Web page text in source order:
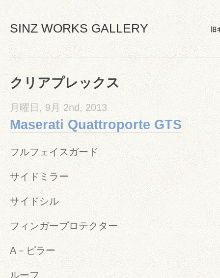
SINZ WORKS GALLERY
クリアプレックス
月曜日, 9月 2nd, 2013
Maserati Quattroporte GTS
フルフェイスガード
サイドミラー
サイドシル
フィンガープロテクター
A－ピラー
ルーフ